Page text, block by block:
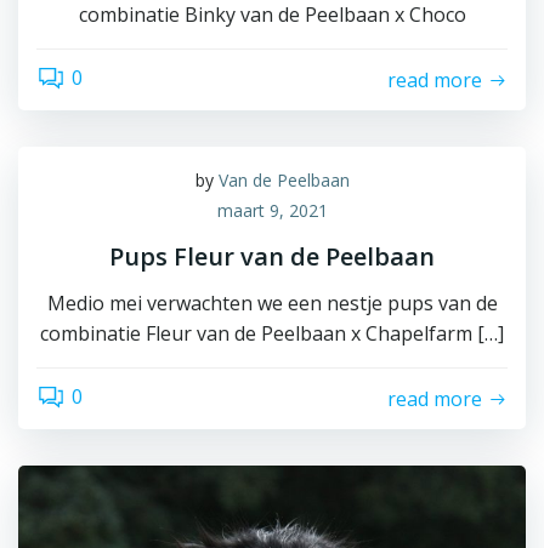
combinatie Binky van de Peelbaan x Choco
0 read more
by Van de Peelbaan
maart 9, 2021
Pups Fleur van de Peelbaan
Medio mei verwachten we een nestje pups van de
combinatie Fleur van de Peelbaan x Chapelfarm […]
0 read more